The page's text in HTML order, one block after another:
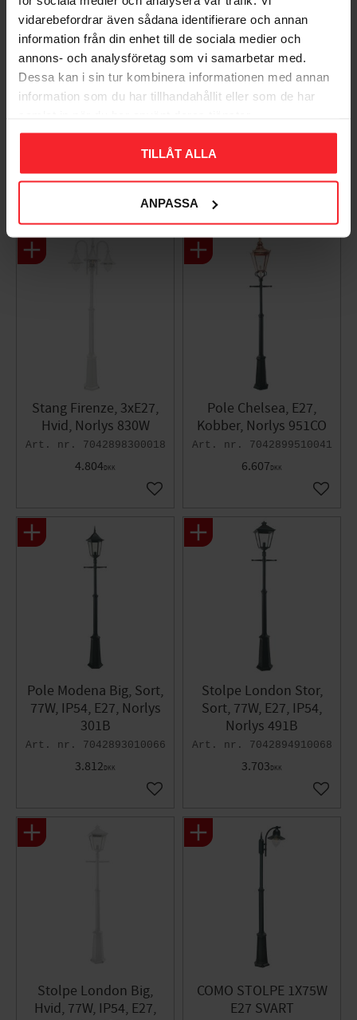
vidarebefordrar även sådana identifierare och annan
information från din enhet till de sociala medier och
annons- och analysföretag som vi samarbetar med.
Dessa kan i sin tur kombinera informationen med annan
information som du har tillhandahållit eller som de har
TILLÅT ALLA
ANPASSA
7042893020010
4.616DKK
Gem som favorit
4.013DKK
Stang Firenze, 3xE27,
Hvid, Norlys 830W
7042898300018
4.804DKK
Gem som favorit
Pole Chelsea, E27,
Kobber, Norlys 951CO
7042899510041
6.607DKK
Gem
Pole Modena Big, Sort,
77W, IP54, E27, Norlys
301B
7042893010066
3.812DKK
Gem som favorit
Stolpe London Stor,
Sort, 77W, E27, IP54,
Norlys 491B
7042894910068
3.703DKK
Gem
Stolpe London Big,
Hvid, 77W, IP54, E27,
COMO STOLPE 1X75W
E27 SVART